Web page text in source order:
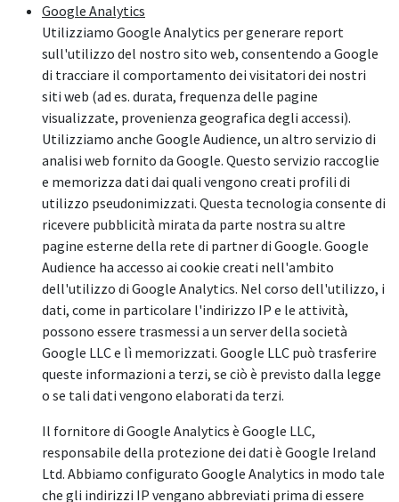
Google Analytics
Utilizziamo Google Analytics per generare report
sull'utilizzo del nostro sito web, consentendo a Google
di tracciare il comportamento dei visitatori dei nostri
siti web (ad es. durata, frequenza delle pagine
visualizzate, provenienza geografica degli accessi).
Utilizziamo anche Google Audience, un altro servizio di
analisi web fornito da Google. Questo servizio raccoglie
e memorizza dati dai quali vengono creati profili di
utilizzo pseudonimizzati. Questa tecnologia consente di
ricevere pubblicità mirata da parte nostra su altre
pagine esterne della rete di partner di Google. Google
Audience ha accesso ai cookie creati nell'ambito
dell'utilizzo di Google Analytics. Nel corso dell'utilizzo, i
dati, come in particolare l'indirizzo IP e le attività,
possono essere trasmessi a un server della società
Google LLC e lì memorizzati. Google LLC può trasferire
queste informazioni a terzi, se ciò è previsto dalla legge
o se tali dati vengono elaborati da terzi.
Il fornitore di Google Analytics è Google LLC,
responsabile della protezione dei dati è Google Ireland
Ltd. Abbiamo configurato Google Analytics in modo tale
che gli indirizzi IP vengano abbreviati prima di essere